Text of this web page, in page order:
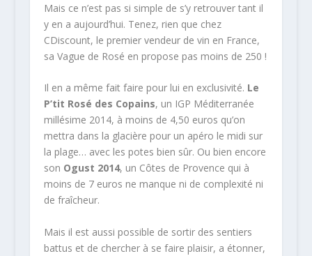
Mais ce n’est pas si simple de s’y retrouver tant il
y en a aujourd’hui. Tenez, rien que chez
CDiscount, le premier vendeur de vin en France,
sa Vague de Rosé en propose pas moins de 250 !
Il en a même fait faire pour lui en exclusivité. Le
P’tit Rosé des Copains, un IGP Méditerranée
millésime 2014, à moins de 4,50 euros qu’on
mettra dans la glacière pour un apéro le midi sur
la plage… avec les potes bien sûr. Ou bien encore
son Ogust 2014, un Côtes de Provence qui à
moins de 7 euros ne manque ni de complexité ni
de fraîcheur.
Mais il est aussi possible de sortir des sentiers
battus et de chercher à se faire plaisir, a étonner,